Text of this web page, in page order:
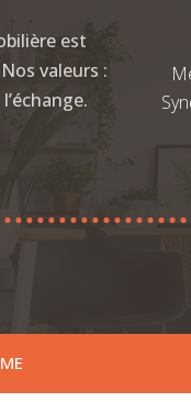
est
valeurs :